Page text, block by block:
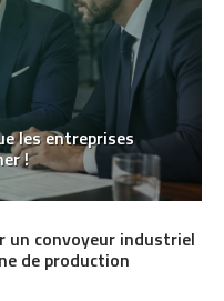
les entreprises
!
un convoyeur industriel
de production